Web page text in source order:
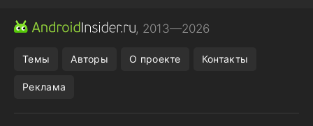
ПРИЛОЖЕНИЯ ANDROID
, 2013—2026
Темы Авторы О проекте Контакты
Реклама